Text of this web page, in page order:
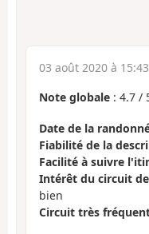
03 août 2020 à 15:43
Note globale : 4.7 /
Date de la
Fiabilité de la
Facilité à suivre
Intérêt du circuit
bien
Circuit très